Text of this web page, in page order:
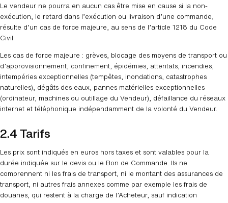
Le vendeur ne pourra en aucun cas être mise en cause si la non-
exécution, le retard dans l’exécution ou livraison d’une commande,
résulte d’un cas de force majeure, au sens de l’article 1218 du Code
Civil.
Les cas de force majeure : grèves, blocage des moyens de transport ou
d’approvisionnement, confinement, épidémies, attentats, incendies,
intempéries exceptionnelles (tempêtes, inondations, catastrophes
naturelles), dégâts des eaux, pannes matérielles exceptionnelles
(ordinateur, machines ou outillage du Vendeur), défaillance du réseaux
internet et téléphonique indépendamment de la volonté du Vendeur.
2.4 Tarifs
Les prix sont indiqués en euros hors taxes et sont valables pour la
durée indiquée sur le devis ou le Bon de Commande. Ils ne
comprennent ni les frais de transport, ni le montant des assurances de
transport, ni autres frais annexes comme par exemple les frais de
douanes, qui restent à la charge de l’Acheteur, sauf indication